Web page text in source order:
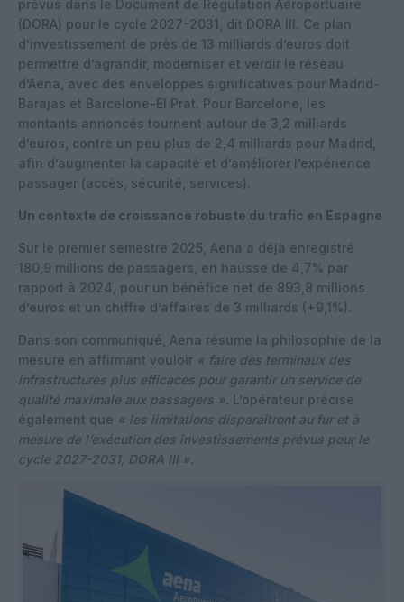
prévus dans le Document de Régulation Aéroportuaire
(DORA) pour le cycle 2027-2031, dit DORA III. Ce plan
d’investissement de près de 13 milliards d’euros doit
permettre d’agrandir, moderniser et verdir le réseau
d’Aena, avec des enveloppes significatives pour Madrid-
Barajas et Barcelone-El Prat. Pour Barcelone, les
montants annoncés tournent autour de 3,2 milliards
d’euros, contre un peu plus de 2,4 milliards pour Madrid,
afin d’augmenter la capacité et d’améliorer l’expérience
passager (accès, sécurité, services).
Un contexte de croissance robuste du trafic en Espagne
Sur le premier semestre 2025, Aena a déjà enregistré
180,9 millions de passagers, en hausse de 4,7% par
rapport à 2024, pour un bénéfice net de 893,8 millions
d’euros et un chiffre d’affaires de 3 milliards (+9,1%).
Dans son communiqué, Aena résume la philosophie de la
mesure en affirmant vouloir « faire des terminaux des
infrastructures plus efficaces pour garantir un service de
qualité maximale aux passagers ». L’opérateur précise
également que « les limitations disparaîtront au fur et à
mesure de l’exécution des investissements prévus pour le
cycle 2027-2031, DORA III ».